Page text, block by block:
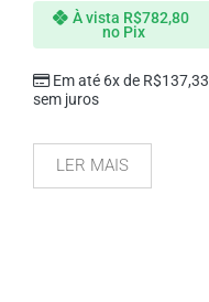
Em até 6x de R$137,33
sem juros
À vista R$782,80
no Pix
LER MAIS